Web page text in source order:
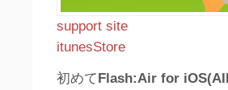
support site
itunesStore
初めてFlash:Air for